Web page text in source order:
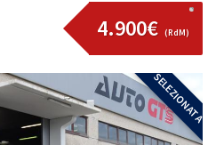
4.900€ (RdM)
SELEZIONATA